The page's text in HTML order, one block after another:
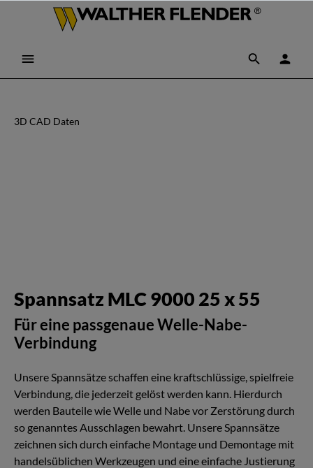
3D CAD Daten
Spannsatz MLC 9000 25 x 55
Für eine passgenaue Welle-Nabe-
Verbindung
Unsere Spannsätze schaffen eine kraftschlüssige, spielfreie
Verbindung, die jederzeit gelöst werden kann. Hierdurch
werden Bauteile wie Welle und Nabe vor Zerstörung durch
so genanntes Ausschlagen bewahrt. Unsere Spannsätze
zeichnen sich durch einfache Montage und Demontage mit
handelsüblichen Werkzeugen und eine einfache Justierung